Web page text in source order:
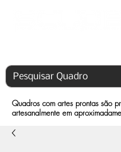
Quadros com artes prontas são
artesanalmente em